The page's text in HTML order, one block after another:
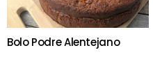
Bolo Podre Alentejano